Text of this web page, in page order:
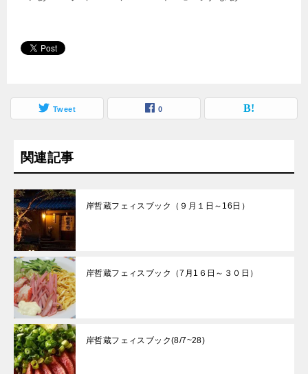
Tweet 0
関連記事
岸哲蔵フェィスブック（９月１日～16日）
岸哲蔵フェィスブック（7月1６日～３０日）
岸哲蔵フェィスブック(8/7~28)